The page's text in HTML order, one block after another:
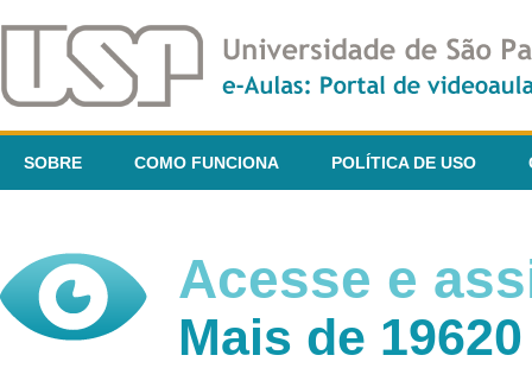
SOBRE COMO FUNCIONA POLÍTICA DE USO
Acesse e
Mais de